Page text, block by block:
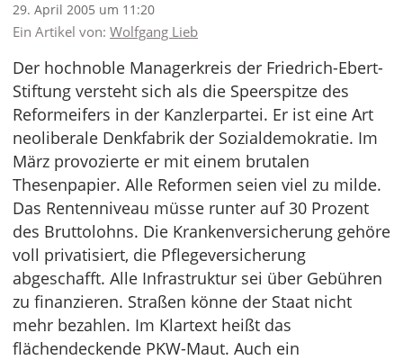
29. April 2005 um 11:20
Ein Artikel von: Wolfgang Lieb
Der hochnoble Managerkreis der Friedrich-Ebert-
Stiftung versteht sich als die Speerspitze des
Reformeifers in der Kanzlerpartei. Er ist eine Art
neoliberale Denkfabrik der Sozialdemokratie. Im
März provozierte er mit einem brutalen
Thesenpapier. Alle Reformen seien viel zu milde.
Das Rentenniveau müsse runter auf 30 Prozent
des Bruttolohns. Die Krankenversicherung gehöre
voll privatisiert, die Pflegeversicherung
abgeschafft. Alle Infrastruktur sei über Gebühren
zu finanzieren. Straßen könne der Staat nicht
mehr bezahlen. Im Klartext heißt das
flächendeckende PKW-Maut. Auch ein